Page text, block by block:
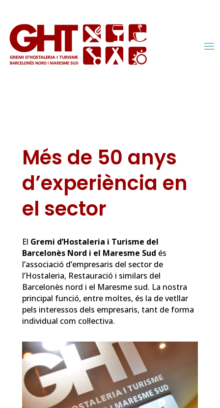
Més de 50 anys
d’experiència en
el sector
El Gremi d’Hostaleria i Turisme del
Barcelonès Nord i el Maresme Sud és
l’associació d’empresaris del sector de
l’Hostaleria, Restauració i similars del
Barcelonès nord i el Maresme sud. La nostra
principal funció, entre moltes, és la de vetllar
pels interessos dels empresaris, tant de forma
individual com col·lectiva.